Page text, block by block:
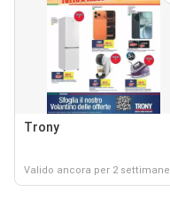
Trony
Valido ancora per 2 settimane